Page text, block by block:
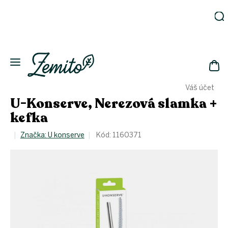
Váš účet
Ekodomácnosť
Ekologická
Kozmetika
Fľaše
U-Konserve, Nerezová slamka +
kefka
Značka: U konserve Kód: 1160371